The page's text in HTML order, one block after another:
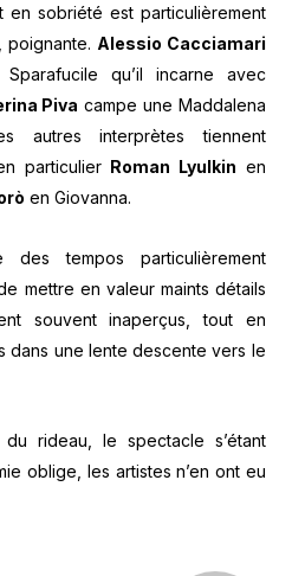
sobriété est particulièrement
poignante. Alessio Cacciamari
qu’il incarne avec
Piva campe une Maddalena
autres interprètes tiennent
particulier Roman Lyulkin en
en Giovanna.
des tempos particulièrement
mettre en valeur maints détails
souvent inaperçus, tout en
dans une lente descente vers le
rideau, le spectacle s’étant
oblige, les artistes n’en ont eu